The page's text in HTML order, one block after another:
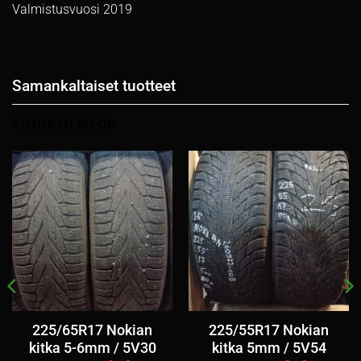
Valmistusvuosi 2019
Samankaltaiset tuotteet
225/65R17 Nokian
kitka 5-6mm / 5V30
225/55R17 Nokian
kitka 5mm / 5V54